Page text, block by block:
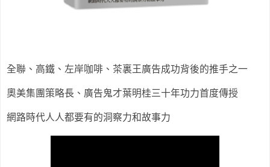
全聯、高鐵、左岸咖啡、茶裏王廣告成功背後的推手之一
奧美集團策略長、廣告鬼才葉明桂三十年功力首度傳授
網路時代人人都要有的洞察力和故事力